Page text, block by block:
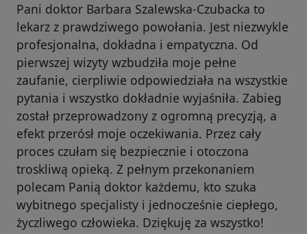
Pani doktor Barbara Szalewska-Czubacka to
lekarz z prawdziwego powołania. Jest niezwykle
profesjonalna, dokładna i empatyczna. Od
pierwszej wizyty wzbudziła moje pełne
zaufanie, cierpliwie odpowiedziała na wszystkie
pytania i wszystko dokładnie wyjaśniła. Zabieg
został przeprowadzony z ogromną precyzją, a
efekt przerósł moje oczekiwania. Przez cały
proces czułam się bezpiecznie i otoczona
troskliwą opieką. Z pełnym przekonaniem
polecam Panią doktor każdemu, kto szuka
wybitnego specjalisty i jednocześnie ciepłego,
życzliwego człowieka. Dziękuję za wszystko!